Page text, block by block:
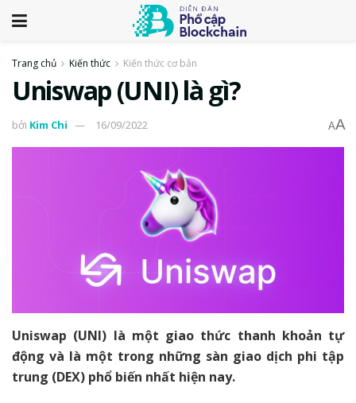
Trang chủ Kiến thức Kiến thức cơ bản
Uniswap (UNI) là gì?
bởi Kim Chi 16/09/2022 AA
Uniswap (UNI) là một giao thức thanh khoản tự
động và là một trong những sàn giao dịch phi tập
trung (DEX) phổ biến nhất hiện nay.